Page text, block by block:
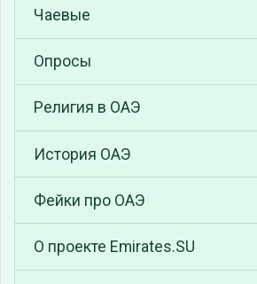
Чаевые
Опросы
Религия в ОАЭ
История ОАЭ
Фейки про ОАЭ
О проекте Emirates.SU